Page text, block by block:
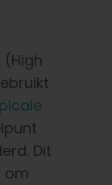
(High
Dit
om